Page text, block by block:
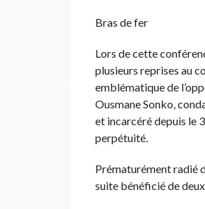
Bras de fer
Lors de cette
plusieurs reprises au
emblématique de
Ousmane Sonko,
et incarcéré depuis le
perpétuité.
Prématurément radié
suite bénéficié de